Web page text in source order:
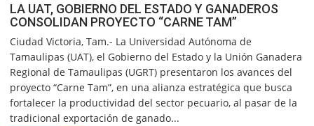
LA UAT, GOBIERNO DEL ESTADO Y GANADEROS
CONSOLIDAN PROYECTO “CARNE TAM”
Ciudad Victoria, Tam.- La Universidad Autónoma de
Tamaulipas (UAT), el Gobierno del Estado y la Unión Ganadera
Regional de Tamaulipas (UGRT) presentaron los avances del
proyecto “Carne Tam”, en una alianza estratégica que busca
fortalecer la productividad del sector pecuario, al pasar de la
tradicional exportación de ganado...